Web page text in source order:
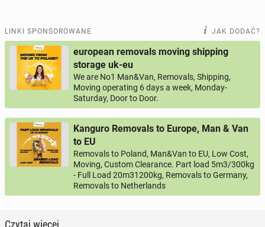
LINKI SPONSOROWANE JAK DODAĆ?
european removals moving shipping
storage uk-eu
We are No1 Man&Van, Removals, Shipping,
Moving operating 6 days a week, Monday-
Saturday, Door to Door.
Kanguro Removals to Europe, Man & Van
to EU
Removals to Poland, Man&Van to EU, Low Cost,
Moving, Custom Clearance. Part load 5m3/300kg
- Full Load 20m31200kg, Removals to Germany,
Removals to Netherlands
Czytaj więcej